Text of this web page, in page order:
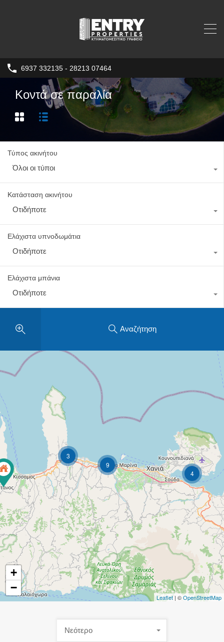
6937 332135 - 28213 07464
Κοντά σε παραλία
Τύπος ακινήτου
Όλοι οι τύποι
Κατάσταση ακινήτου
Οτιδήποτε
Ελάχιστα υπνοδωμάτια
Οτιδήποτε
Ελάχιστα μπάνια
Οτιδήποτε
Αναζήτηση
4
3
9
+
−
Leaflet | ©OpenStreetMap
Νεότερο